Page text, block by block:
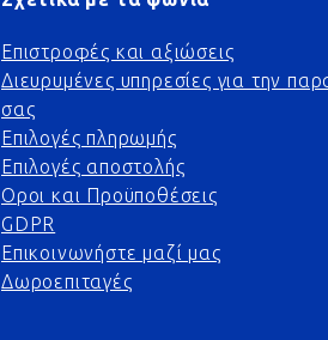
Επιστροφές και αξιώσεις
Διευρυμένες υπηρεσίες για την
σας
Επιλογές πληρωμής
Επιλογές αποστολής
Οροι και Προϋποθέσεις
GDPR
Επικοινωνήστε μαζί μας
Δωροεπιταγές